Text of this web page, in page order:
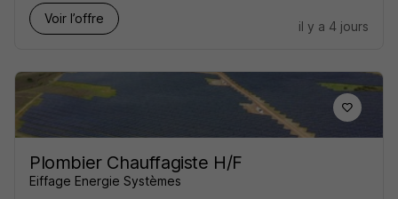
Voir l’offre
il y a 4 jours
Plombier Chauffagiste H/F
Eiffage Energie Systèmes